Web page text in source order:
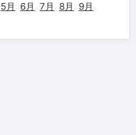
5月 6月 7月 8月
9月